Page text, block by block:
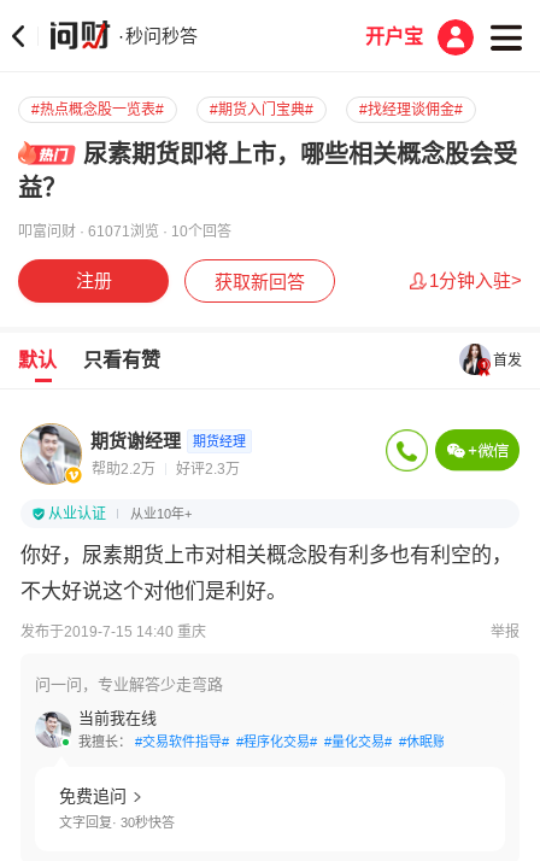
·秒问秒答 开户宝
#热点概念股一览表# #期货入门宝典# #找经理谈佣金#
尿素期货即将上市，哪些相关概念股会受
益？
叩富问财 · 61071浏览 · 10个回答
注册 获取新回答 1分钟入驻>
默认 只看有赞 首发
期货谢经理 期货经理
帮助2.2万 好评2.3万
从业认证 从业10年+
你好，尿素期货上市对相关概念股有利多也有利空的，
不大好说这个对他们是利好。
发布于2019-7-15 14:40 重庆 举报
问一问，专业解答少走弯路
当前我在线
我擅长： #交易软件指导# #程序化交易# #量化交易# #休眠账户激活#
免费追问
文字回复· 30秒快答